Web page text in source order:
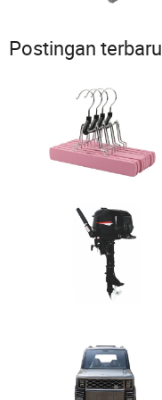
Postingan terbaru